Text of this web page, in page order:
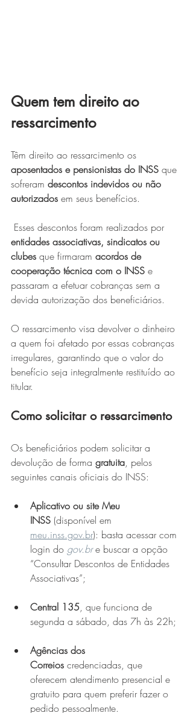
Quem tem direito ao
ressarcimento
Têm direito ao ressarcimento os
aposentados e pensionistas do INSS que
sofreram descontos indevidos ou não
autorizados em seus benefícios.
Esses descontos foram realizados por
entidades associativas, sindicatos ou
clubes que firmaram acordos de
cooperação técnica com o INSS e
passaram a efetuar cobranças sem a
devida autorização dos beneficiários.
O ressarcimento visa devolver o dinheiro
a quem foi afetado por essas cobranças
irregulares, garantindo que o valor do
benefício seja integralmente restituído ao
titular.
Como solicitar o ressarcimento
Os beneficiários podem solicitar a
devolução de forma gratuita, pelos
seguintes canais oficiais do INSS:
Aplicativo ou site Meu
INSS (disponível em
meu.inss.gov.br): basta acessar com
login do gov.br e buscar a opção
“Consultar Descontos de Entidades
Associativas”;
Central 135, que funciona de
segunda a sábado, das 7h às 22h;
Agências dos
Correios credenciadas, que
oferecem atendimento presencial e
gratuito para quem preferir fazer o
pedido pessoalmente.